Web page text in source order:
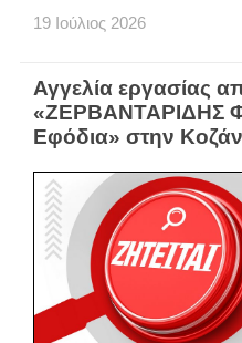
19 Ιούλιος 2026
Αγγελία εργασίας
«ΖΕΡΒΑΝΤΑΡΙΔΗΣ
Εφόδια» στην